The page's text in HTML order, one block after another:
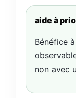
aide à
Bénéfice
non avec